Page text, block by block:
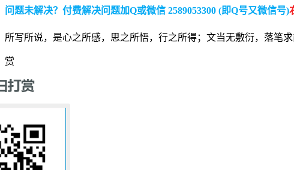
问题未解决？付费解决问题加Q或微信 2589053300 (即Q号又微信号)
所写所说，是心之所感，思之所悟，行之所得；文当无敷衍，落笔
赏